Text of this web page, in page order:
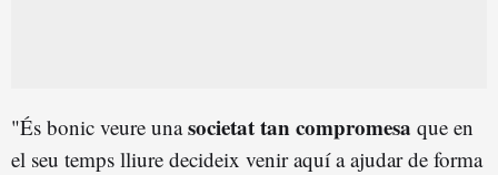
"És bonic veure unasocietat tan compromesa que en
el seu temps lliure decideix venir aquí a ajudar de forma